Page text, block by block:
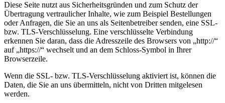
Diese Seite nutzt aus Sicherheitsgründen und zum Schutz der
Übertragung vertraulicher Inhalte, wie zum Beispiel Bestellungen
oder Anfragen, die Sie an uns als Seitenbetreiber senden, eine SSL-
bzw. TLS-Verschlüsselung. Eine verschlüsselte Verbindung
erkennen Sie daran, dass die Adresszeile des Browsers von „http://“
auf „https://“ wechselt und an dem Schloss-Symbol in Ihrer
Browserzeile.
Wenn die SSL- bzw. TLS-Verschlüsselung aktiviert ist, können die
Daten, die Sie an uns übermitteln, nicht von Dritten mitgelesen
werden.